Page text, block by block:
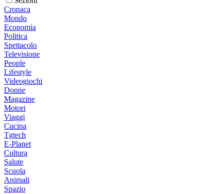
Cronaca
Mondo
Economia
Politica
Spettacolo
Televisione
People
Lifestyle
Videogiochi
Donne
Magazine
Motori
Viaggi
Cucina
Tgtech
E-Planet
Cultura
Salute
Scuola
Animali
Spazio